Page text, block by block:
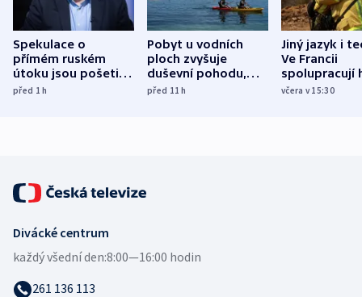
Spekulace o
přímém ruském
útoku jsou pošetilé,
míní estonský
před 1h
Pobyt u vodních
ploch zvyšuje
duševní pohodu,
ukázala
před 11h
Jiný jazyk i
Ve Francii
spolupracují
různých zemí
včera v 15:30
Divácké centrum
každý všední den:8:00—16:00 hodin
261 136 113